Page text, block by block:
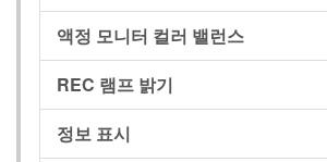
액정 모니터 컬러 밸런스
REC 램프 밝기
정보 표시